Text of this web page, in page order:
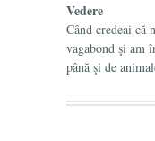
Vedere
Când credeai că
vagabond şi am
până şi de